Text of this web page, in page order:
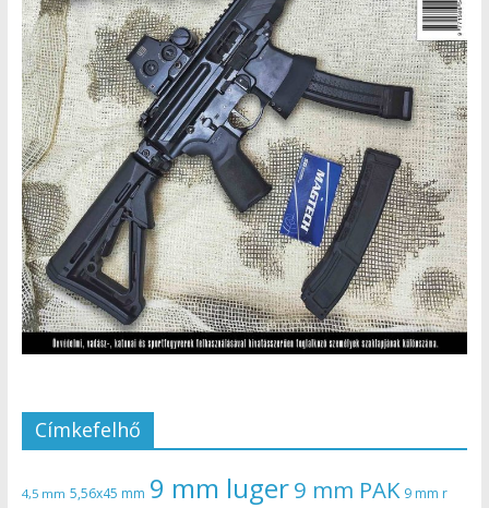
Címkefelhő
4,5 mm 5,56x45 mm 9 mm luger9 mm PAK 9 mm r